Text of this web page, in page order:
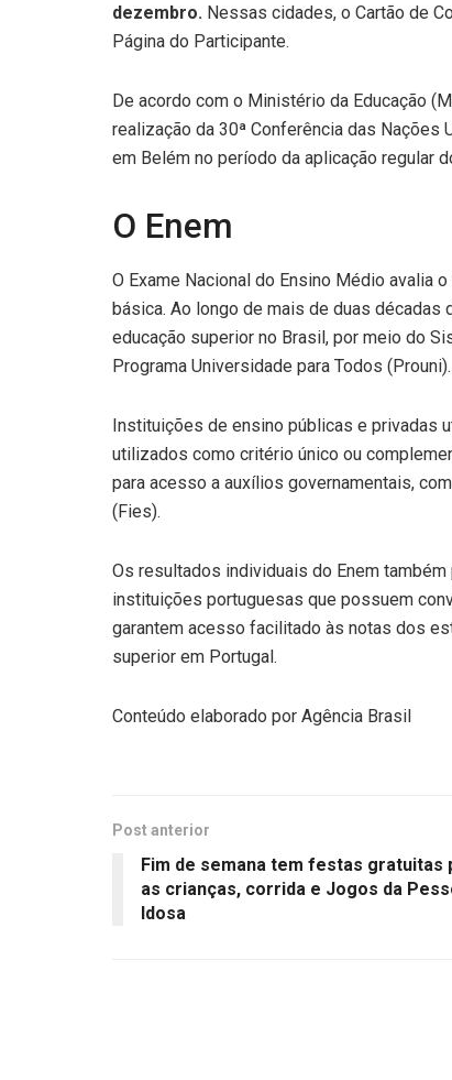
dezembro. Nessas cidades, o Cartão de
Página do Participante.
De acordo com o Ministério da Educação
realização da 30ª Conferência das Nações
em Belém no período da aplicação regular
O Enem
O Exame Nacional do Ensino Médio avalia
básica. Ao longo de mais de duas
educação superior no Brasil, por meio do
Programa Universidade para Todos (Prouni).
Instituições de ensino públicas e privadas
utilizados como critério único ou
para acesso a auxílios governamentais,
(Fies).
Os resultados individuais do Enem
instituições portuguesas que possuem
garantem acesso facilitado às notas dos
superior em Portugal.
Conteúdo elaborado por Agência Brasil
Post anterior
Fim de semana tem festas gratuitas
as crianças, corrida e Jogos da
Idosa